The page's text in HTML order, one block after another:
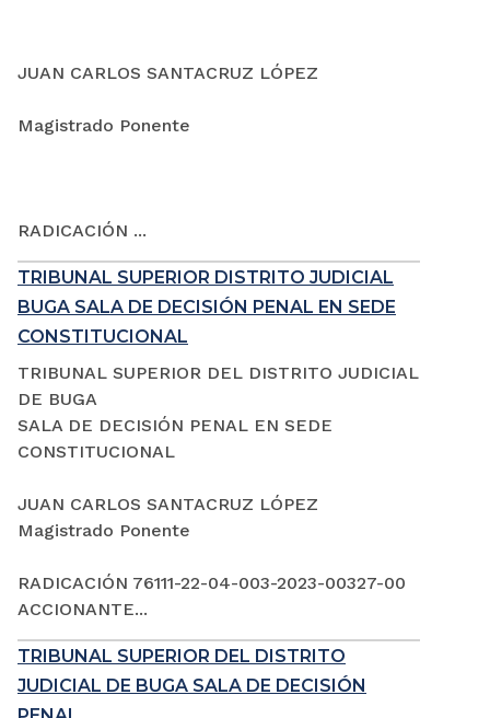
JUAN CARLOS SANTACRUZ LÓPEZ
Magistrado Ponente
RADICACIÓN ...
TRIBUNAL SUPERIOR DISTRITO JUDICIAL
BUGA SALA DE DECISIÓN PENAL EN SEDE
CONSTITUCIONAL
TRIBUNAL SUPERIOR DEL DISTRITO JUDICIAL
DE BUGA
SALA DE DECISIÓN PENAL EN SEDE
CONSTITUCIONAL
JUAN CARLOS SANTACRUZ LÓPEZ
Magistrado Ponente
RADICACIÓN 76111-22-04-003-2023-00327-00
ACCIONANTE...
TRIBUNAL SUPERIOR DEL DISTRITO
JUDICIAL DE BUGA SALA DE DECISIÓN